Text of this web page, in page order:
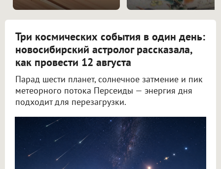
Три космических события в один день:
новосибирский астролог рассказала,
как провести 12 августа
Парад шести планет, солнечное затмение и пик
метеорного потока Персеиды — энергия дня
подходит для перезагрузки.